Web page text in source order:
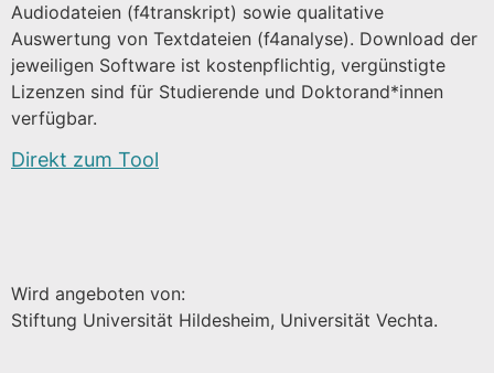
Audiodateien (f4transkript) sowie qualitative
Auswertung von Textdateien (f4analyse). Download der
jeweiligen Software ist kostenpflichtig, vergünstigte
Lizenzen sind für Studierende und Doktorand*innen
verfügbar.
Direkt zum Tool
Wird angeboten von:
Stiftung Universität Hildesheim, Universität Vechta.